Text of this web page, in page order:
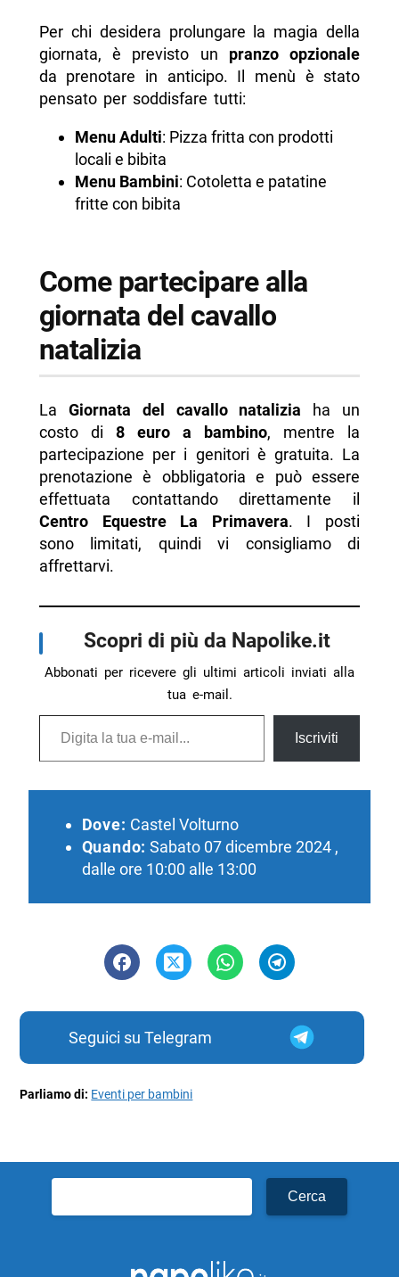
Per chi desidera prolungare la magia della
giornata, è previsto un pranzo opzionale
da prenotare in anticipo. Il menù è stato
pensato per soddisfare tutti:
Menu Adulti: Pizza fritta con prodotti
locali e bibita
Menu Bambini: Cotoletta e patatine
fritte con bibita
Come partecipare alla
giornata del cavallo
natalizia
La Giornata del cavallo natalizia ha un
costo di 8 euro a bambino, mentre la
partecipazione per i genitori è gratuita. La
prenotazione è obbligatoria e può essere
effettuata contattando direttamente il
Centro Equestre La Primavera. I posti
sono limitati, quindi vi consigliamo di
affrettarvi.
Scopri di più da Napolike.it
Abbonati per ricevere gli ultimi articoli inviati alla
tua e-mail.
Digita la tua e-mail...
Iscriviti
Dove: Castel Volturno
Quando: Sabato 07 dicembre 2024 ,
dalle ore 10:00 alle 13:00
Seguici su Telegram
Parliamo di: Eventi per bambini
per: